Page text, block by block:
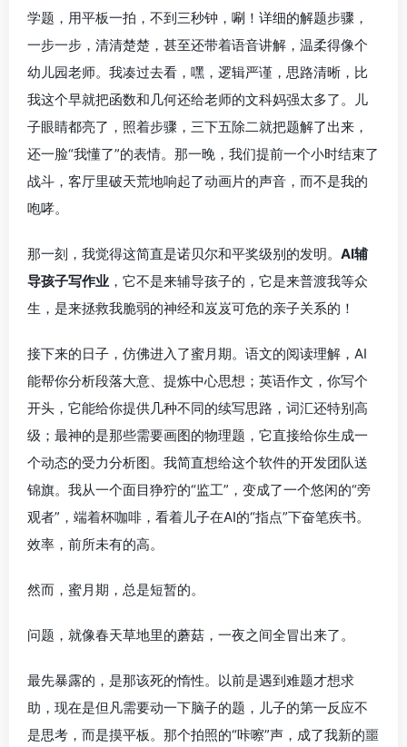
学题，用平板一拍，不到三秒钟，唰！详细的解题步骤，
一步一步，清清楚楚，甚至还带着语音讲解，温柔得像个
幼儿园老师。我凑过去看，嘿，逻辑严谨，思路清晰，比
我这个早就把函数和几何还给老师的文科妈强太多了。儿
子眼睛都亮了，照着步骤，三下五除二就把题解了出来，
还一脸“我懂了”的表情。那一晚，我们提前一个小时结束了
战斗，客厅里破天荒地响起了动画片的声音，而不是我的
咆哮。
那一刻，我觉得这简直是诺贝尔和平奖级别的发明。 AI辅
导孩子写作业 ，它不是来辅导孩子的，它是来普渡我等众
生，是来拯救我脆弱的神经和岌岌可危的亲子关系的！
接下来的日子，仿佛进入了蜜月期。语文的阅读理解，AI
能帮你分析段落大意、提炼中心思想；英语作文，你写个
开头，它能给你提供几种不同的续写思路，词汇还特别高
级；最神的是那些需要画图的物理题，它直接给你生成一
个动态的受力分析图。我简直想给这个软件的开发团队送
锦旗。我从一个面目狰狞的“监工”，变成了一个悠闲的“旁
观者”，端着杯咖啡，看着儿子在AI的“指点”下奋笔疾书。
效率，前所未有的高。
然而，蜜月期，总是短暂的。
问题，就像春天草地里的蘑菇，一夜之间全冒出来了。
最先暴露的，是那该死的惰性。以前是遇到难题才想求
助，现在是但凡需要动一下脑子的题，儿子的第一反应不
是思考，而是摸平板。那个拍照的“咔嚓”声，成了我新的噩